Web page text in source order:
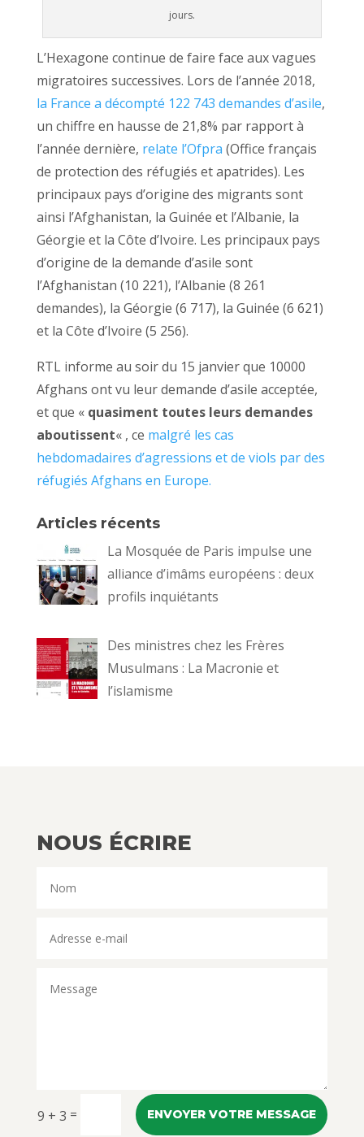
jours.
L’Hexagone continue de faire face aux vagues
migratoires successives. Lors de l’année 2018,
la France a décompté 122 743 demandes d’asile,
un chiffre en hausse de 21,8% par rapport à
l’année dernière, relate l’Ofpra (Office français
de protection des réfugiés et apatrides). Les
principaux pays d’origine des migrants sont
ainsi l’Afghanistan, la Guinée et l’Albanie, la
Géorgie et la Côte d’Ivoire. Les principaux pays
d’origine de la demande d’asile sont
l’Afghanistan (10 221), l’Albanie (8 261
demandes), la Géorgie (6 717), la Guinée (6 621)
et la Côte d’Ivoire (5 256).
RTL informe au soir du 15 janvier que 10000
Afghans ont vu leur demande d’asile acceptée,
et que « quasiment toutes leurs demandes
aboutissent« , ce malgré les cas
hebdomadaires d’agressions et de viols par des
réfugiés Afghans en Europe.
Articles récents
La Mosquée de Paris impulse une
alliance d’imâms européens : deux
profils inquiétants
Des ministres chez les Frères
Musulmans : La Macronie et
l’islamisme
NOUS ÉCRIRE
9 + 3 = ENVOYER VOTRE MESSAGE